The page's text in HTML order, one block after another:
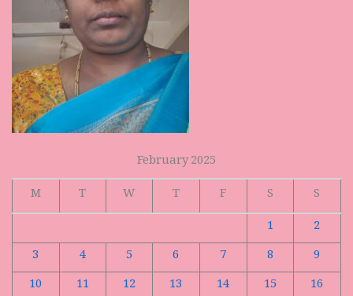
February 2025
M
T W T F S
S
1
2
3
4 5 6 7 8
9
10
11 12 13 14 15
16